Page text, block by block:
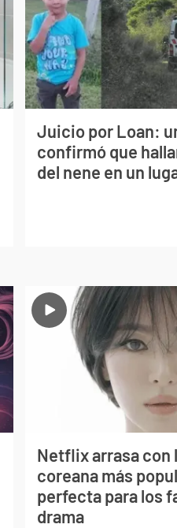
Juicio por Loan:
confirmó que
del nene en un
Netflix arrasa con
coreana más
perfecta para los
drama